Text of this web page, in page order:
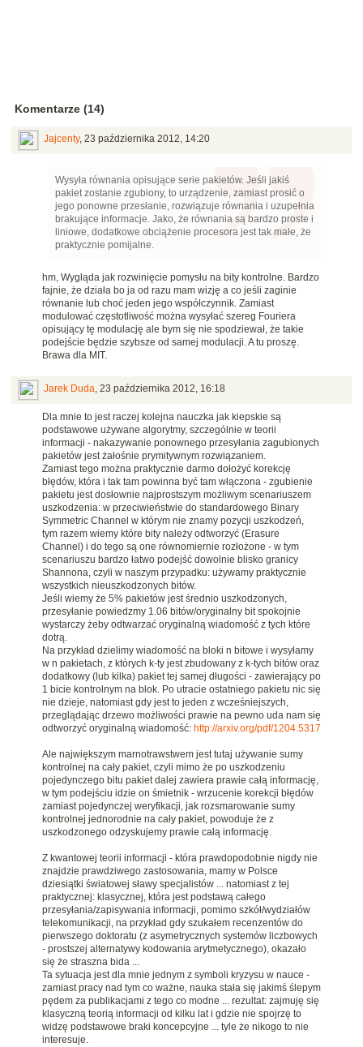
Komentarze (14)
Jajcenty, 23 października 2012, 14:20
Wysyła równania opisujące serie pakietów. Jeśli jakiś
pakiet zostanie zgubiony, to urządzenie, zamiast prosić o
jego ponowne przesłanie, rozwiązuje równania i uzupełnia
brakujące informacje. Jako, że równania są bardzo proste i
liniowe, dodatkowe obciążenie procesora jest tak małe, że
praktycznie pomijalne.
hm, Wygląda jak rozwinięcie pomysłu na bity kontrolne. Bardzo
fajnie, że działa bo ja od razu mam wizję a co jeśli zaginie
równanie lub choć jeden jego współczynnik. Zamiast
modulować częstotliwość można wysyłać szereg Fouriera
opisujący tę modulację ale bym się nie spodziewał, że takie
podejście będzie szybsze od samej modulacji. A tu proszę.
Brawa dla MIT.
Jarek Duda, 23 października 2012, 16:18
Dla mnie to jest raczej kolejna nauczka jak kiepskie są
podstawowe używane algorytmy, szczególnie w teorii
informacji - nakazywanie ponownego przesyłania zagubionych
pakietów jest żałośnie prymitywnym rozwiązaniem.
Zamiast tego można praktycznie darmo dołożyć korekcję
błędów, która i tak tam powinna być tam włączona - zgubienie
pakietu jest dosłownie najprostszym możliwym scenariuszem
uszkodzenia: w przeciwieństwie do standardowego Binary
Symmetric Channel w którym nie znamy pozycji uszkodzeń,
tym razem wiemy które bity należy odtworzyć (Erasure
Channel) i do tego są one równomiernie rozłożone - w tym
scenariuszu bardzo łatwo podejść dowolnie blisko granicy
Shannona, czyli w naszym przypadku: używamy praktycznie
wszystkich nieuszkodzonych bitów.
Jeśli wiemy że 5% pakietów jest średnio uszkodzonych,
przesyłanie powiedzmy 1.06 bitów/oryginalny bit spokojnie
wystarczy żeby odtwarzać oryginalną wiadomość z tych które
dotrą.
Na przykład dzielimy wiadomość na bloki n bitowe i wysyłamy
w n pakietach, z których k-ty jest zbudowany z k-tych bitów oraz
dodatkowy (lub kilka) pakiet tej samej długości - zawierający po
1 bicie kontrolnym na blok. Po utracie ostatniego pakietu nic się
nie dzieje, natomiast gdy jest to jeden z wcześniejszych,
przeglądając drzewo możliwości prawie na pewno uda nam się
odtworzyć oryginalną wiadomość: http://arxiv.org/pdf/1204.5317
Ale największym marnotrawstwem jest tutaj używanie sumy
kontrolnej na cały pakiet, czyli mimo że po uszkodzeniu
pojedynczego bitu pakiet dalej zawiera prawie całą informację,
w tym podejściu idzie on śmietnik - wrzucenie korekcji błędów
zamiast pojedynczej weryfikacji, jak rozsmarowanie sumy
kontrolnej jednorodnie na cały pakiet, powoduje że z
uszkodzonego odzyskujemy prawie całą informację.
Z kwantowej teorii informacji - która prawdopodobnie nigdy nie
znajdzie prawdziwego zastosowania, mamy w Polsce
dziesiątki światowej sławy specjalistów ... natomiast z tej
praktycznej: klasycznej, która jest podstawą całego
przesyłania/zapisywania informacji, pomimo szkół/wydziałów
telekomunikacji, na przykład gdy szukałem recenzentów do
pierwszego doktoratu (z asymetrycznych systemów liczbowych
- prostszej alternatywy kodowania arytmetycznego), okazało
się że straszna bida ...
Ta sytuacja jest dla mnie jednym z symboli kryzysu w nauce -
zamiast pracy nad tym co ważne, nauka stała się jakimś ślepym
pędem za publikacjami z tego co modne ... rezultat: zajmuję się
klasyczną teorią informacji od kilku lat i gdzie nie spojrzę to
widzę podstawowe braki koncepcyjne ... tyle że nikogo to nie
interesuje.